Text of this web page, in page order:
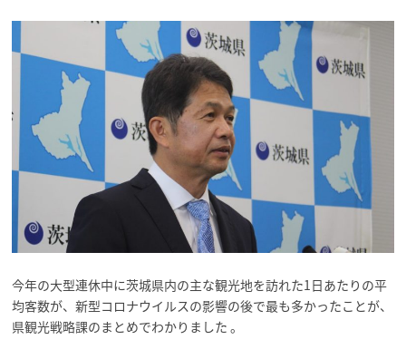
今年の大型連休中に茨城県内の主な観光地を訪れた1日あたりの平
均客数が、新型コロナウイルスの影響の後で最も多かったことが、
県観光戦略課のまとめでわかりました 。